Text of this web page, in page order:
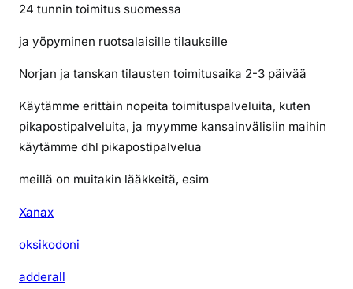
24 tunnin toimitus suomessa
ja yöpyminen ruotsalaisille tilauksille
Norjan ja tanskan tilausten toimitusaika 2-3 päivää
Käytämme erittäin nopeita toimituspalveluita, kuten
pikapostipalveluita, ja myymme kansainvälisiin maihin
käytämme dhl pikapostipalvelua
meillä on muitakin lääkkeitä, esim
Xanax
oksikodoni
adderall